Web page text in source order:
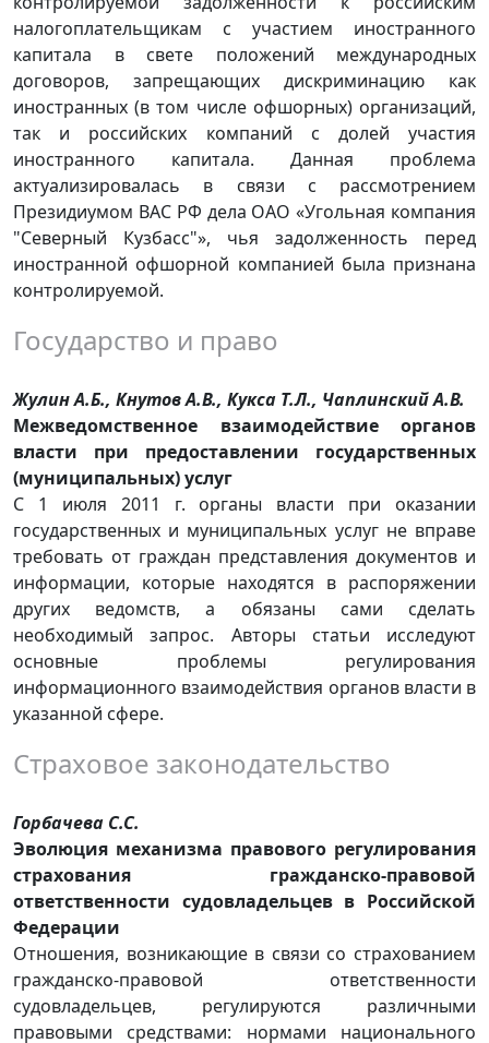
налогоплательщикам с участием иностранного
капитала в свете положений международных
договоров, запрещающих дискриминацию как
иностранных (в том числе офшорных) организаций,
так и российских компаний с долей участия
иностранного капитала. Данная проблема
актуализировалась в связи с рассмотрением
Президиумом ВАС РФ дела ОАО «Угольная компания
"Северный Кузбасс"», чья задолженность перед
иностранной офшорной компанией была признана
контролируемой.
Государство и право
Жулин А.Б., Кнутов А.В., Кукса Т.Л., Чаплинский А.В.
Межведомственное взаимодействие органов
власти при предоставлении государственных
(муниципальных) услуг
С 1 июля 2011 г. органы власти при оказании
государственных и муниципальных услуг не вправе
требовать от граждан представления документов и
информации, которые находятся в распоряжении
других ведомств, а обязаны сами сделать
необходимый запрос. Авторы статьи исследуют
основные проблемы регулирования
информационного взаимодействия органов власти в
указанной сфере.
Страховое законодательство
Горбачева С.С.
Эволюция механизма правового регулирования
страхования гражданско-правовой
ответственности судовладельцев в Российской
Федерации
Отношения, возникающие в связи со страхованием
гражданско-правовой ответственности
судовладельцев, регулируются различными
правовыми средствами: нормами национального